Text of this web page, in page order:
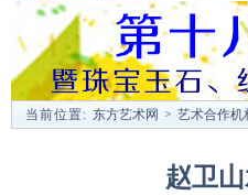
当前位置: 东方艺术网 > 艺术合作机
赵卫